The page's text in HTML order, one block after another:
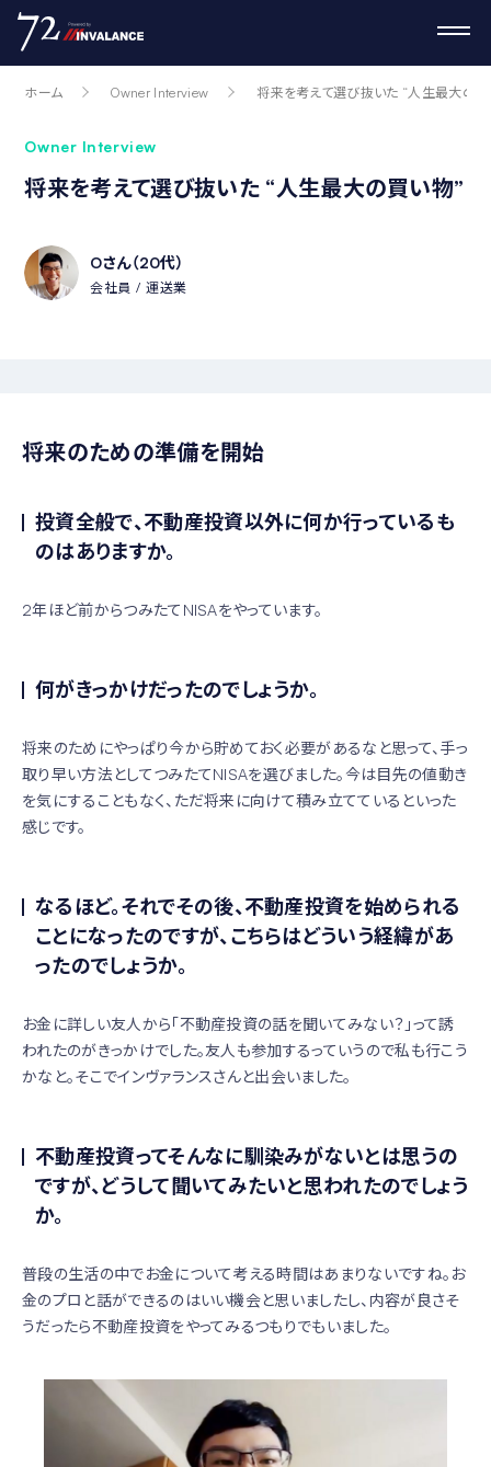
ホーム Owner Interview 将来を考えて選び抜いた “人生最大の買
Owner Interview
将来を考えて選び抜いた “人生最大の買い物”
Oさん（20代）
会社員 運送業
将来のための準備を開始
投資全般で、不動産投資以外に何か行っているも
のはありますか。
2年ほど前からつみたてNISAをやっています。
何がきっかけだったのでしょうか。
将来のためにやっぱり今から貯めておく必要があるなと思って、手っ
取り早い方法としてつみたてNISAを選びました。今は目先の値動き
を気にすることもなく、ただ将来に向けて積み立てているといった
感じです。
なるほど。それでその後、不動産投資を始められる
ことになったのですが、こちらはどういう経緯があ
ったのでしょうか。
お金に詳しい友人から「不動産投資の話を聞いてみない？」って誘
われたのがきっかけでした。友人も参加するっていうので私も行こう
かなと。そこでインヴァランスさんと出会いました。
不動産投資ってそんなに馴染みがないとは思うの
ですが、どうして聞いてみたいと思われたのでしょう
か。
普段の生活の中でお金について考える時間はあまりないですね。お
金のプロと話ができるのはいい機会と思いましたし、内容が良さそ
うだったら不動産投資をやってみるつもりでもいました。